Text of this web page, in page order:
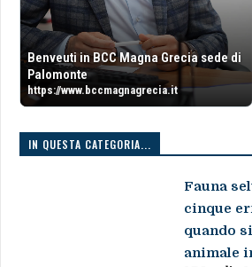
Benveuti in BCC Magna Grecia sede di
Palomonte
https://www.bccmagnagrecia.it
IN QUESTA CATEGORIA...
Fauna
cinque
quando
animale